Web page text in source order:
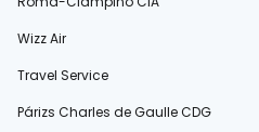
Wizz Air
Travel Service
Párizs Charles de Gaulle CDG